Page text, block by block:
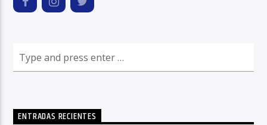
ENTRADAS RECIENTES